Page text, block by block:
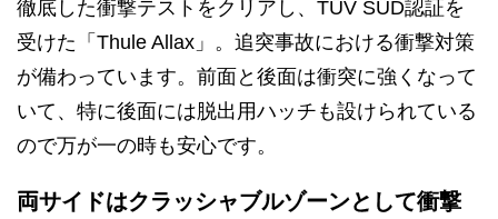
徹底した衝撃テストをクリアし、TÜV SÜD認証を
受けた「Thule Allax」。追突事故における衝撃対策
が備わっています。前面と後面は衝突に強くなって
いて、特に後面には脱出用ハッチも設けられている
ので万が一の時も安心です。
両サイドはクラッシャブルゾーンとして衝撃